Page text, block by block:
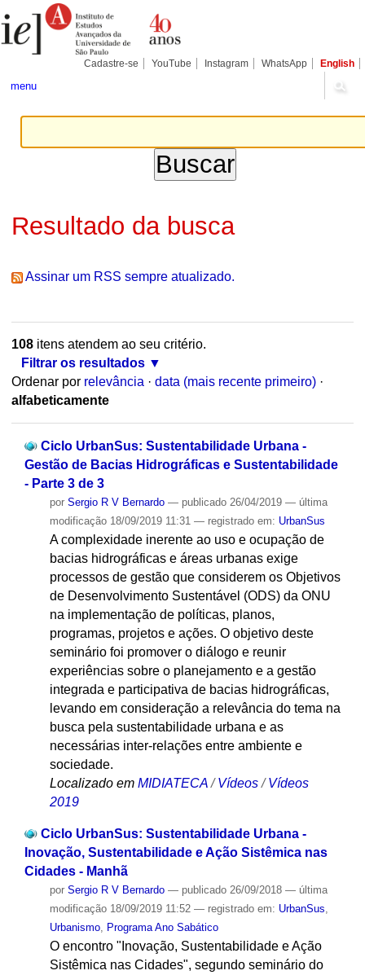
para
conteúdo.
Pessoais
Cadastre-se YouTube Instagram WhatsApp English
menu
Resultado da busca
Assinar um RSS sempre atualizado.
108itens atendem ao seu critério.
Filtrar os resultados
Ordenar por relevância · data (mais recente primeiro) ·
alfabeticamente
Ciclo UrbanSus: Sustentabilidade Urbana -
Gestão de Bacias Hidrográficas e Sustentabilidade
- Parte 3 de 3
por Sergio R V Bernardo — publicado26/04/2019 — última
modificação18/09/2019 11:31 — registrado em: UrbanSus
A complexidade inerente ao uso e ocupação de
bacias hidrográficas e áreas urbanas exige
processos de gestão que considerem os Objetivos
de Desenvolvimento Sustentável (ODS) da ONU
na implementação de políticas, planos,
programas, projetos e ações. O objetivo deste
seminário foi promover o diálogo e reunir
experiências sobre o planejamento e a gestão
integrada e participativa de bacias hidrográficas,
levando em consideração a relevância do tema na
busca pela sustentabilidade urbana e as
necessárias inter-relações entre ambiente e
sociedade.
Localizado em MIDIATECA /Vídeos /Vídeos
2019
Ciclo UrbanSus: Sustentabilidade Urbana -
Inovação, Sustentabilidade e Ação Sistêmica nas
Cidades - Manhã
por Sergio R V Bernardo — publicado26/09/2018 — última
modificação18/09/2019 11:52 — registrado em: UrbanSus
Urbanismo, Programa Ano Sabático
O encontro "Inovação, Sustentabilidade e Ação
Sistêmica nas Cidades", segundo seminário do